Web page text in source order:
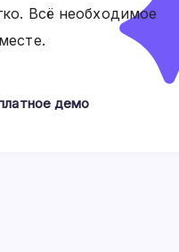
Всё необходимое
демо